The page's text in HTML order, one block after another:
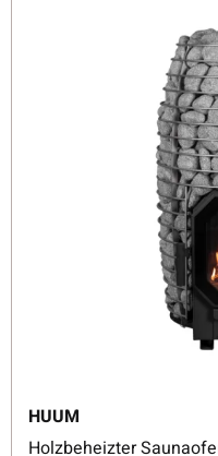
HUUM
Holzbeheizter